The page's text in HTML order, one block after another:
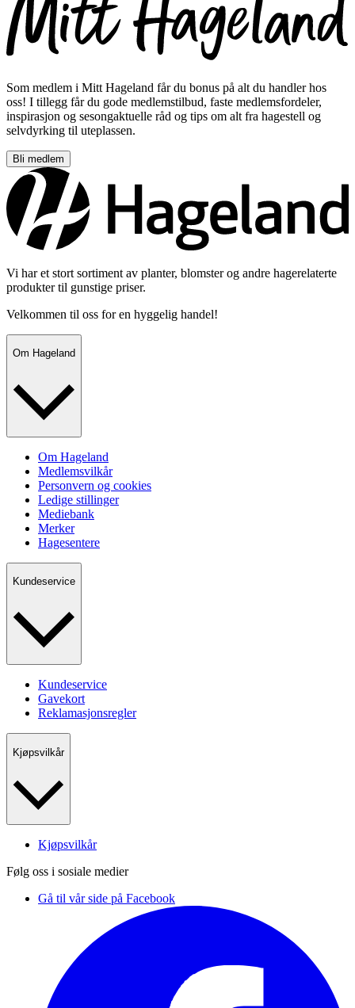
Som medlem i Mitt Hageland får du bonus på alt du handler hos
oss! I tillegg får du gode medlemstilbud, faste medlemsfordeler,
inspirasjon og sesongaktuelle råd og tips om alt fra hagestell og
selvdyrking til uteplassen.
Bli medlem
Vi har et stort sortiment av planter, blomster og andre hagerelaterte
produkter til gunstige priser.
Velkommen til oss for en hyggelig handel!
Om Hageland
Om Hageland
Medlemsvilkår
Personvern og cookies
Ledige stillinger
Mediebank
Merker
Hagesentere
Kundeservice
Kundeservice
Gavekort
Reklamasjonsregler
Kjøpsvilkår
Kjøpsvilkår
Følg oss i sosiale medier
Gå til vår side på Facebook